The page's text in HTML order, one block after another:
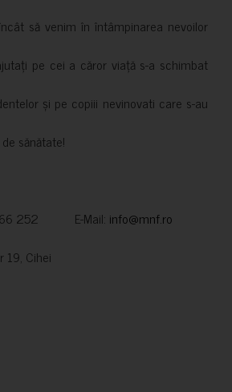
să venim în întâmpinarea nevoilor
pe cei a căror viață s-a schimbat
și pe copiii nevinovati care s-au
sănătate!
252 E-Mail: info@mnf.ro
19, Cihei